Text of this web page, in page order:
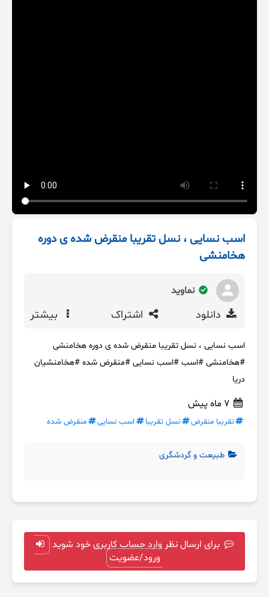
اسب نسایی ، نسل تقریبا منقرض شده ی دوره
هخامنشی
نماوید
دانلود اشتراک بیشتر
اسب نسایی ، نسل تقریبا منقرض شده ی دوره هخامنشی
#هخامنشی #اسب #اسب نسایی #منقرض شده #هخامنشیان
دریا
7 ماه پیش
تقریبا منقرض نسل تقریبا اسب نسایی منقرض شده
طبیعت و گردشگری
برای ارسال نظر وارد حساب کاربری خود شوید
ورود/عضویت